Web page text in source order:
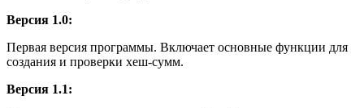
Версия 1.0:
Первая версия программы. Включает основные функции для
создания и проверки хеш-сумм.
Версия 1.1: